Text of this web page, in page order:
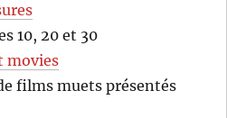
10, 20 et 30
movies
films muets présentés